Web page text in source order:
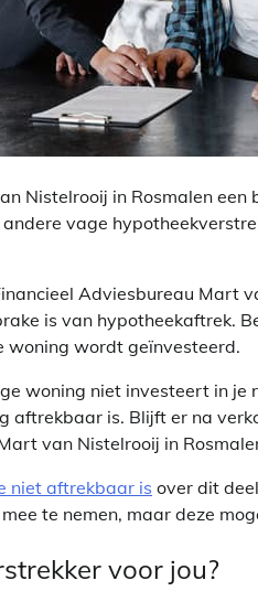
Nistelrooij in Rosmalen een
vage
Adviesbureau Mart
is van hypotheekaftrek.
woning wordt geïnvesteerd.
woning niet investeert in
is. Blijft er na
van Nistelrooij in
niet aftrekbaar is over dit
te nemen, maar deze
voor jou?